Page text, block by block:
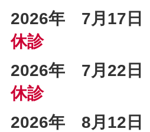
2026年 7月17 日
休診
2026年 7月22 日
休診
2026年 8月12 日